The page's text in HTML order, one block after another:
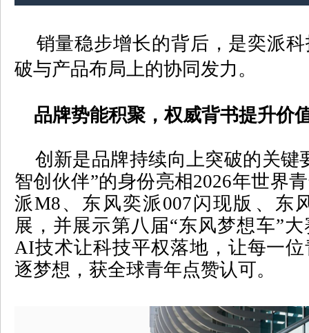
销量稳步增长的背后，是奕派科
破与产品布局上的协同发力。
品牌势能积聚，权威背书提升价
创新是品牌持续向上突破的关键
智创伙伴”的身份亮相2026年世界
派M8 、东风奕派007闪现版 、东
展，并展示第八届“东风梦想车”大
AI技术让科技平权落地，让每一
逐梦想，获全球青年点赞认可。